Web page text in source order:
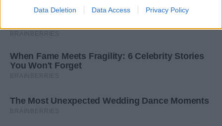
Data Deletion Data Access Privacy Policy